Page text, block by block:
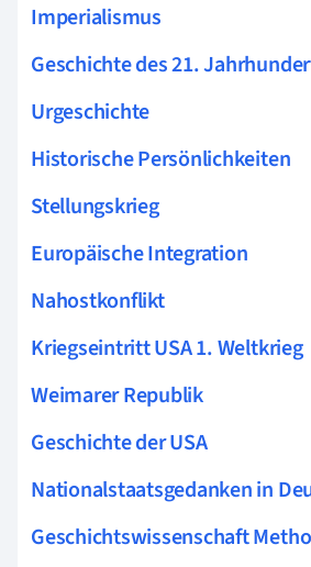
Imperialismus
Geschichte des 21.
Urgeschichte
Historische Persönlichkeiten
Stellungskrieg
Europäische Integration
Nahostkonflikt
Kriegseintritt USA 1. Weltkrieg
Weimarer Republik
Geschichte der USA
Nationalstaatsgedanken in
Geschichtswissenschaft